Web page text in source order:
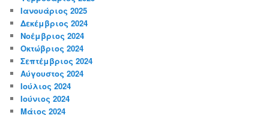
Ιανουάριος 2025
Δεκέμβριος 2024
Νοέμβριος 2024
Οκτώβριος 2024
Σεπτέμβριος 2024
Αύγουστος 2024
Ιούλιος 2024
Ιούνιος 2024
Μάιος 2024